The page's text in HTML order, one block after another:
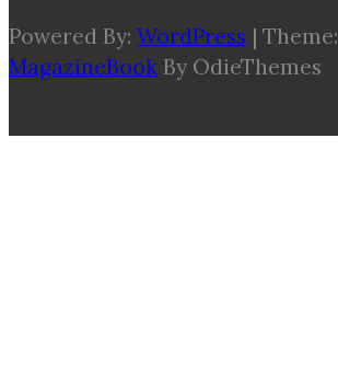
Powered By: WordPress | Theme:
MagazineBook By OdieThemes